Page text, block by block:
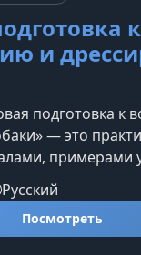
к
и
подготовка к
— это
примерами
и
владельцев,
фундамент
с собакой и
Русский
Посмотреть